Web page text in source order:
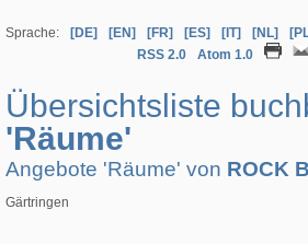
Sprache: [DE] [EN] [FR] [ES] [IT] [NL]
RSS 2.0
Atom 1.0
Übersichtsliste
'Räume'
Angebote 'Räume' von ROCK
Gärtringen